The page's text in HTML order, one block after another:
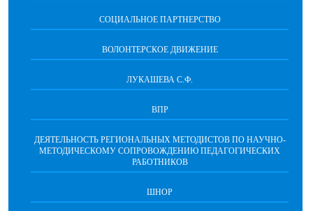
СОЦИАЛЬНОЕ ПАРТНЕРСТВО
ВОЛОНТЕРСКОЕ ДВИЖЕНИЕ
ЛУКАШЕВА С.Ф.
ВПР
ДЕЯТЕЛЬНОСТЬ РЕГИОНАЛЬНЫХ МЕТОДИСТОВ ПО НАУЧНО-
МЕТОДИЧЕСКОМУ СОПРОВОЖДЕНИЮ ПЕДАГОГИЧЕСКИХ
РАБОТНИКОВ
ШНОР